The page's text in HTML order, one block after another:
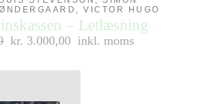
VICTOR HUGO
– Letlæsning
kr. 3.000,00 inkl. moms